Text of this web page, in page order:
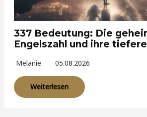
337 Bedeutung: Die
Engelszahl und ihre
Melanie 05.08.2026
Weiterlesen